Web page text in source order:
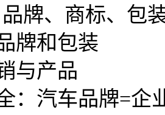
牌、商标、包
牌和包装
与产品
：汽车品牌=企